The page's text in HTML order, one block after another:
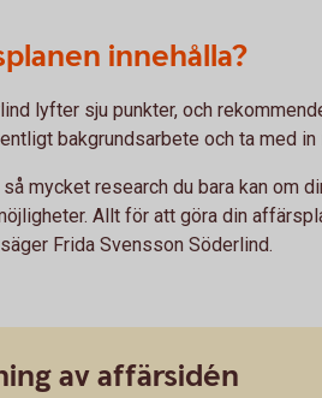
innehålla?
lyfter sju punkter, och
bakgrundsarbete och ta med in
mycket research du bara kan om
Allt för att göra din
Frida Svensson Söderlind.
av affärsidén